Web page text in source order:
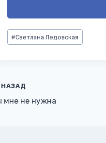
Метки
записи:
#Светлана Ледовская
НАЗАД
мне не нужна